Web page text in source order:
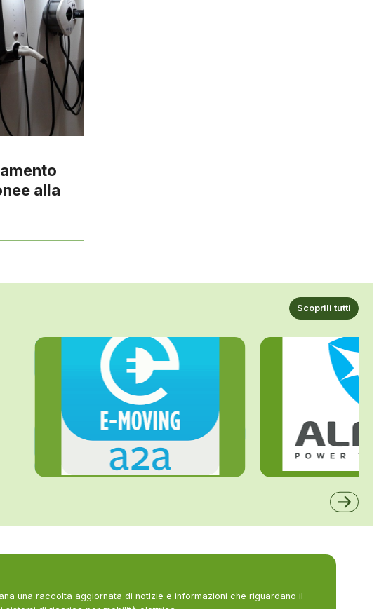
alla
Scoprili tutti
una raccolta aggiornata di notizie e informazioni che riguardano il